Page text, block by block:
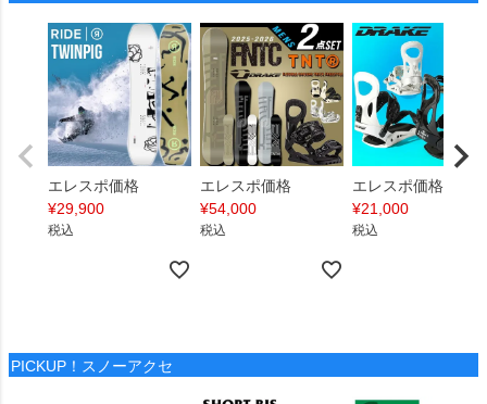
エレスポ価格
¥29,900
税込
エレスポ価格
¥54,000
税込
エレスポ価格
¥21,000
税込
PICKUP！スノーアクセ